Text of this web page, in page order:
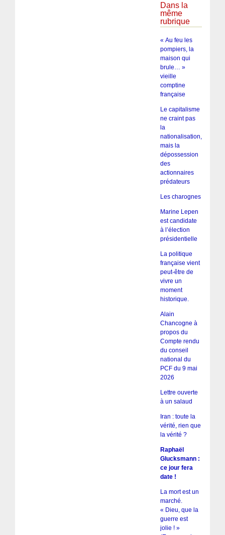
Dans la
même
rubrique
« Au feu les
pompiers, la
maison qui
brule… »
vieille
comptine
française
Le capitalisme
ne craint pas
la
nationalisation,
mais la
dépossession
des
actionnaires
prédateurs
Les charognes
Marine Lepen
est candidate
à l’élection
présidentielle
La politique
française vient
peut-être de
vivre un
moment
historique.
Alain
Chancogne à
propos du
Compte rendu
du conseil
national du
PCF du 9 mai
2026
Lettre ouverte
à un salaud
Iran : toute la
vérité, rien que
la vérité ?
Raphaël
Glucksmann :
ce jour fera
date !
La mort est un
marché.
« Dieu, que la
guerre est
jolie ! »